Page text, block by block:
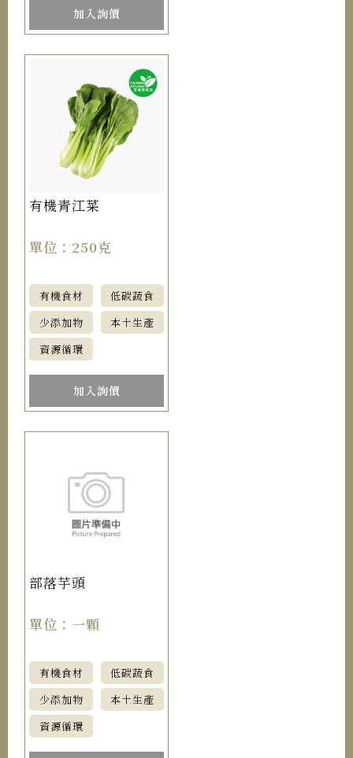
加入詢價
有機青江菜
單位：250克
有機食材
低碳蔬食
少添加物
本土生產
資源循環
加入詢價
部落芋頭
單位：一顆
有機食材
低碳蔬食
少添加物
本土生產
資源循環